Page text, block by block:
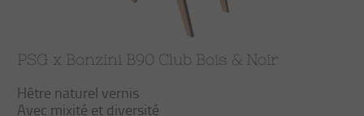
PSG x Bonzini B90 Club Bois & Noir
Hêtre naturel vernis
Avec mixité et diversité